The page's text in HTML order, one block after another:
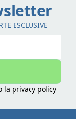
ESCLUSIVE
la privacy policy